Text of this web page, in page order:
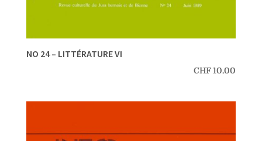
NO 24 – LITTÉRATURE VI
CHF10.00